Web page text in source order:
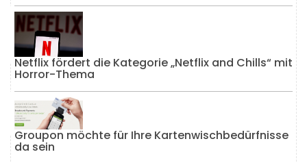
Netflix fördert die Kategorie „Netflix and Chills“ mit
Horror-Thema
Groupon möchte für Ihre Kartenwischbedürfnisse
da sein